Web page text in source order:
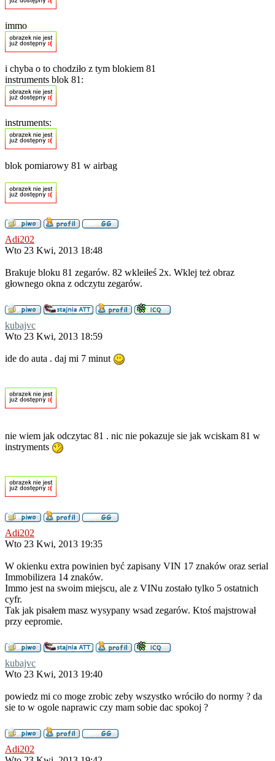
immo
i chyba o to chodziło z tym blokiem 81
instruments blok 81:
instruments:
blok pomiarowy 81 w airbag
Adi202
Wto 23 Kwi, 2013 18:48
Brakuje bloku 81 zegarów. 82 wkleiłeś 2x. Wklej też obraz
głownego okna z odczytu zegarów.
kubajvc
Wto 23 Kwi, 2013 18:59
ide do auta . daj mi 7 minut
nie wiem jak odczytac 81 . nic nie pokazuje sie jak wciskam 81 w
instryments
Adi202
Wto 23 Kwi, 2013 19:35
W okienku extra powinien być zapisany VIN 17 znaków oraz serial
Immobilizera 14 znaków.
Immo jest na swoim miejscu, ale z VINu zostało tylko 5 ostatnich
cyfr.
Tak jak pisałem masz wysypany wsad zegarów. Ktoś majstrował
przy eepromie.
kubajvc
Wto 23 Kwi, 2013 19:40
powiedz mi co moge zrobic zeby wszystko wróciło do normy ? da
sie to w ogole naprawic czy mam sobie dac spokoj ?
Adi202